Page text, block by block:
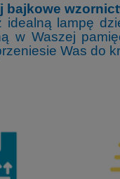
bajkowe
idealną lampę
w Waszej
Was do